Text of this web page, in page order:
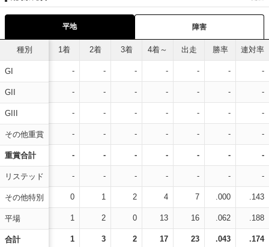
平地 障害
種別
GI
GII
GIII
その他重賞
重賞合計
リステッド
その他特別
平場
合計
1着 2着 3着 4着～ 出走 勝率 連対率
- - - - - - -
- - - - - - -
- - - - - - -
- - - - - - -
- - - - - - -
- - - - - - -
0 1 2 4 7 .000 .143
1 2 0 13 16 .062 .188
1 3 2 17 23 .043 .174